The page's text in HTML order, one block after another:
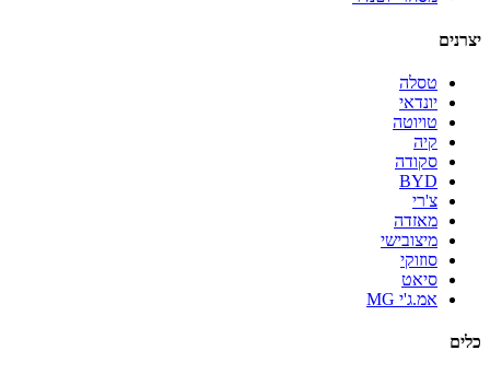
יצרנים
טסלה
יונדאי
טויוטה
קיה
סקודה
BYD
צ'רי
מאזדה
מיצובישי
סוזוקי
סיאט
אמ.ג'י MG
כלים